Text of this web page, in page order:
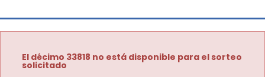
El décimo 33818 no está disponible para el sorteo
solicitado